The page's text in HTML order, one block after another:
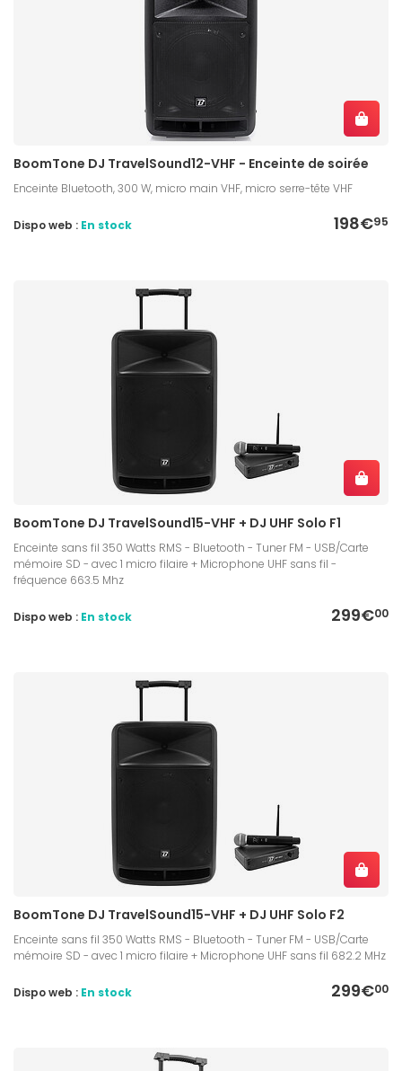
BoomTone DJ TravelSound12-VHF - Enceinte de soirée
Enceinte Bluetooth, 300 W, micro main VHF, micro serre-tête VHF
198€95
Dispo web : En stock
BoomTone DJ TravelSound15-VHF + DJ UHF Solo F1
Enceinte sans fil 350 Watts RMS - Bluetooth - Tuner FM - USB/Carte
mémoire SD - avec 1 micro filaire + Microphone UHF sans fil -
fréquence 663.5 Mhz
299€00
Dispo web : En stock
BoomTone DJ TravelSound15-VHF + DJ UHF Solo F2
Enceinte sans fil 350 Watts RMS - Bluetooth - Tuner FM - USB/Carte
mémoire SD - avec 1 micro filaire + Microphone UHF sans fil 682.2 MHz
299€00
Dispo web : En stock